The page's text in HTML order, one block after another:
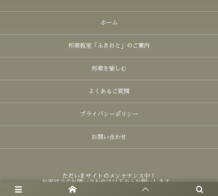
ホーム
邦楽教室「ふきおと」のご案内
邦楽を愉しむ
よくあるご質問
プライバシーポリシー
お問い合わせ
ただいまサイトのメンテナンス中！
お電話でのお問い合わせは以下からお願いします。